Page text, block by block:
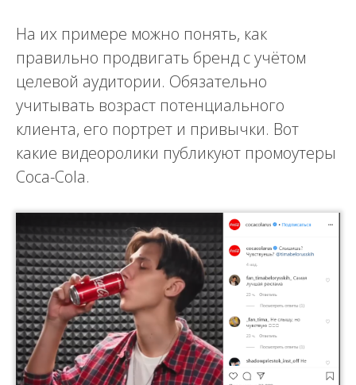
На их примере можно понять, как
правильно продвигать бренд с учётом
целевой аудитории. Обязательно
учитывать возраст потенциального
клиента, его портрет и привычки. Вот
какие видеоролики публикуют промоутеры
Coca-Cola.